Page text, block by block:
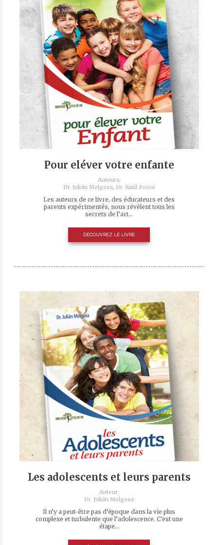
Pour eléver votre enfante
Auteurs:
Dr. Julián Melgosa, Dr. Raúl Posse
Les auteurs de ce livre, des éducateurs et des
parents expérimentés, nous révèlent tous les
secrets de l’art...
DÉCOUVREZ LE LIVRE
Les adolescents et leurs parents
Auteur:
Dr. Julián Melgosa
Il n’y a peut-être pas d’époque dans la vie plus
complexe et turbulente que l’adolescence. C’est une
étape...